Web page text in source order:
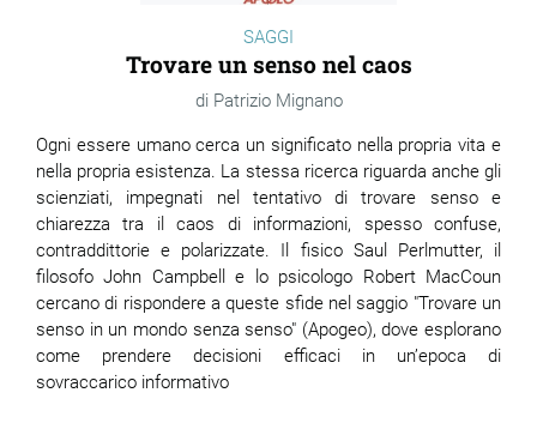
SAGGI
Trovare un senso nel caos
Patrizio Mignano
Ogni essere umano cerca un significato nella propria vita e
nella propria esistenza. La stessa ricerca riguarda anche gli
scienziati, impegnati nel tentativo di trovare senso e
chiarezza tra il caos di informazioni, spesso confuse,
contraddittorie e polarizzate. Il fisico Saul Perlmutter, il
filosofo John Campbell e lo psicologo Robert MacCoun
cercano di rispondere a queste sfide nel saggio "Trovare un
senso in un mondo senza senso" (Apogeo), dove esplorano
come prendere decisioni efficaci in un’epoca di
sovraccarico informativo